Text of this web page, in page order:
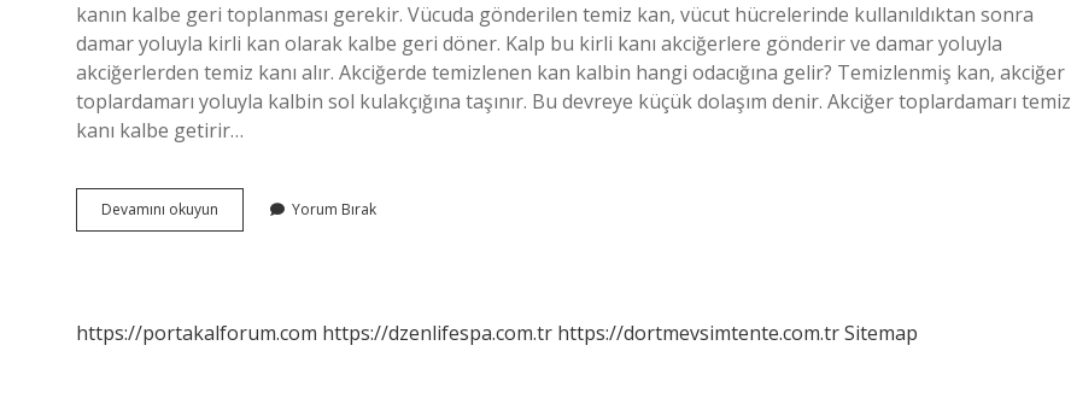
kanın kalbe geri toplanması gerekir. Vücuda gönderilen temiz kan, vücut hücrelerinde kullanıldıktan sonra
damar yoluyla kirli kan olarak kalbe geri döner. Kalp bu kirli kanı akciğerlere gönderir ve damar yoluyla
akciğerlerden temiz kanı alır. Akciğerde temizlenen kan kalbin hangi odacığına gelir? Temizlenmiş kan, akciğer
toplardamarı yoluyla kalbin sol kulakçığına taşınır. Bu devreye küçük dolaşım denir. Akciğer toplardamarı temiz
kanı kalbe getirir…
Devamını okuyun Akciğerden
Kalbe
Getirir
Yorum Bırak
https://portakalforum.com https://dzenlifespa.com.tr https://dortmevsimtente.com.trSitemap